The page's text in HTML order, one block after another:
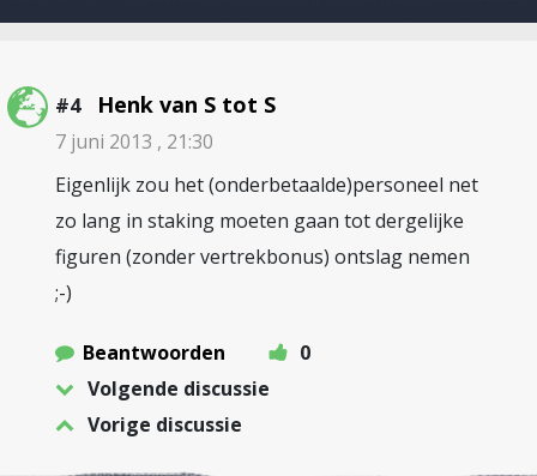
#4 Henk van S tot S
7 juni 2013 , 21:30
Eigenlijk zou het (onderbetaalde)personeel net
zo lang in staking moeten gaan tot dergelijke
figuren (zonder vertrekbonus) ontslag nemen
;-)
Beantwoorden
0
Volgende discussie
Vorige discussie